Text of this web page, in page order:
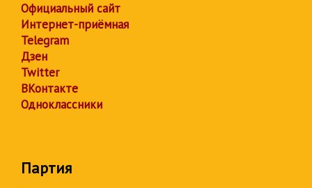
Официальный сайт
Интернет-приёмная
Telegram
Дзен
Twitter
ВКонтакте
Одноклассники
Партия